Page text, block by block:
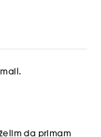
da primam